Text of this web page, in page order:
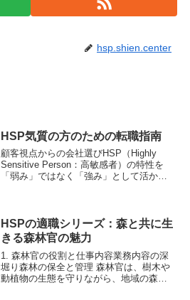
hsp.shien.center
HSP気質の方のための転職指南
顧客視点からの会社選びHSP（Highly
Sensitive Person：高敏感者）の特性を
「弱み」ではなく「強み」として活かす
適...
HSPの適職シリーズ：森と共に生
きる森林官の魅力
1. 森林官の役割と仕事内容業務内容の深
堀り森林の保全と管理 森林官は、樹木や
動植物の生態を守りながら、地域の森林